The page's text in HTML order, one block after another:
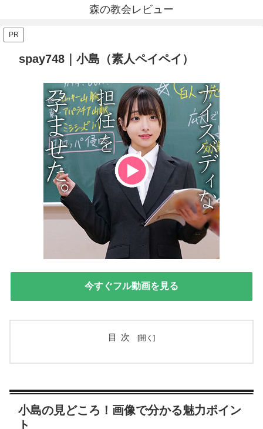
森の教会レビュー
PR
spay748｜小島（素人ペイペイ）
今すぐフル動画を見る
目次
小島の見どころ！画像で分かる魅力ポイン
ト